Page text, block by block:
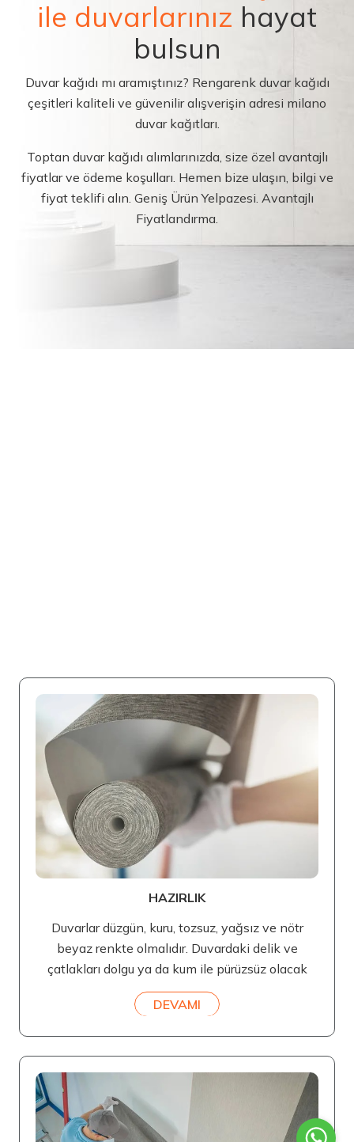
ile duvarlarınız hayat
bulsun
Duvar kağıdı mı aramıştınız? Rengarenk duvar kağıdı
çeşitleri kaliteli ve güvenilir alışverişin adresi milano
duvar kağıtları.
Toptan duvar kağıdı alımlarınızda, size özel avantajlı
fiyatlar ve ödeme koşulları. Hemen bize ulaşın, bilgi ve
fiyat teklifi alın. Geniş Ürün Yelpazesi. Avantajlı
Fiyatlandırma.
HAZIRLIK
Duvarlar düzgün, kuru, tozsuz, yağsız ve nötr
beyaz renkte olmalıdır. Duvardaki delik ve
çatlakları dolgu ya da kum ile pürüzsüz olacak
DEVAMI